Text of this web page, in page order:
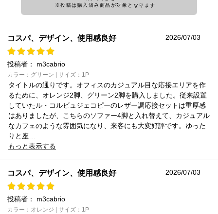
※投稿は購入済み商品が対象となります
コスパ、デザイン、使用感良好 2026/07/03
投稿者： m3cabrio
カラー：グリーン | サイズ：1P
タイトルの通りです。オフィスのカジュアル目な応接エリアを作
るために、オレンジ2脚、グリーン2脚を購入しました。従来設置
していたル・コルビュジェコピーのレザー調応接セットは重厚感
はありましたが、こちらのソファー4脚と入れ替えて、カジュアル
なカフェのような雰囲気になり、来客にも大変好評です。ゆった
りと座…
もっと表示する
コスパ、デザイン、使用感良好 2026/07/03
投稿者： m3cabrio
カラー：オレンジ | サイズ：1P